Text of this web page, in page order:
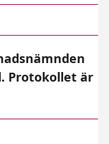
Protokollet är